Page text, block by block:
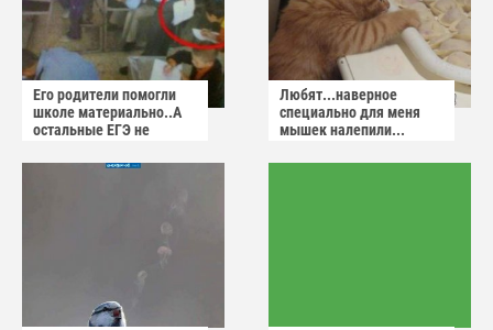
Его родители помогли
школе материально..А
остальные ЕГЭ не
Любят...наверное
специально для меня
мышек налепили...